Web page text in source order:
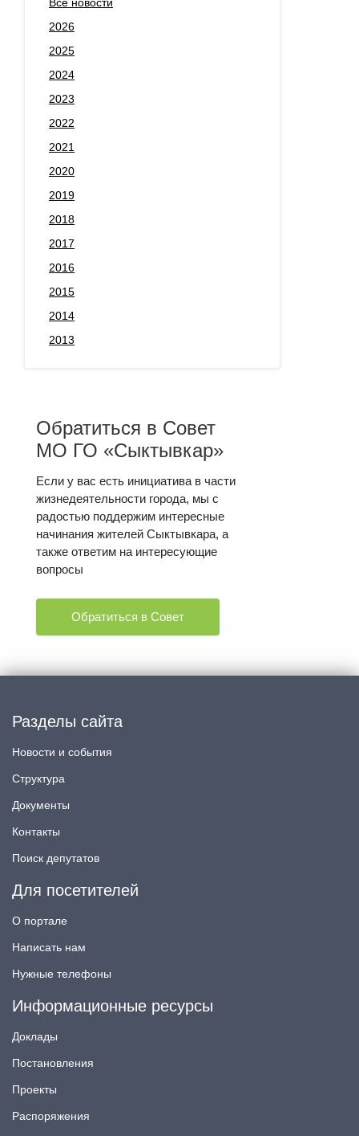
2026
2025
2024
2023
2022
2021
2020
2019
2018
2017
2016
2015
2014
2013
Обратиться в Совет
МО ГО «Сыктывкар»
Если у вас есть инициатива в части
жизнедеятельности города, мы с
радостью поддержим интересные
начинания жителей Сыктывкара, а
также ответим на интересующие
вопросы
Обратиться в Совет
Разделы сайта
Новости и события
Структура
Документы
Контакты
Поиск депутатов
Для посетителей
О портале
Написать нам
Нужные телефоны
Информационные ресурсы
Доклады
Постановления
Проекты
Распоряжения